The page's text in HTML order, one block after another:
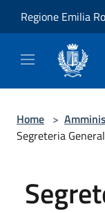
Regione Emilia
Home >
Segreteria